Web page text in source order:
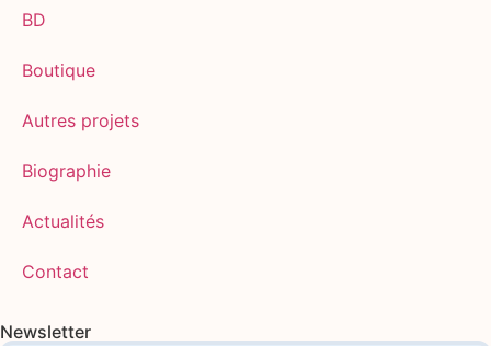
BD
Boutique
Autres projets
Biographie
Actualités
Contact
Newsletter